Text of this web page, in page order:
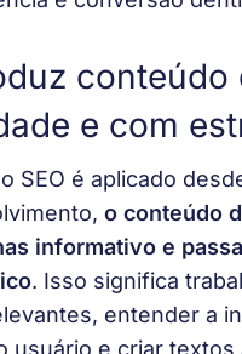
conteúdo
e com
SEO é aplicado
o conteúdo
informativo e
. Isso significa
entender a
usuário e criar textos